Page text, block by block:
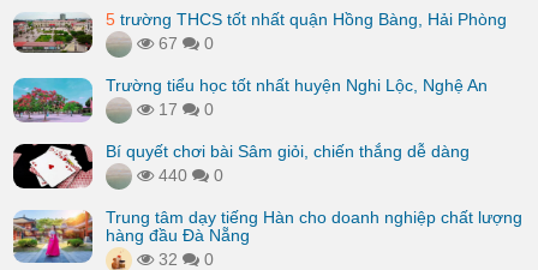
5 trường THCS tốt nhất quận Hồng Bàng, Hải Phòng
67
0
Trường tiểu học tốt nhất huyện Nghi Lộc, Nghệ An
17
0
Bí quyết chơi bài Sâm giỏi, chiến thắng dễ dàng
440
0
Trung tâm dạy tiếng Hàn cho doanh nghiệp chất lượng
hàng đầu Đà Nẵng
32
0